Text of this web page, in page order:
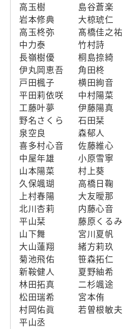
高玉樹
島谷蒼楽
岩本修典
大椋琥仁
高玉柊弥
髙橋佳之祐
中力泰
竹村詩
長嶺樹優
桐島捺綺
伊丸岡恵吾
角田柊
戸田楓子
横田絢音
平田莉依咲
中村陽菜
工藤叶夢
伊藤陽真
野名さくら
石田栞
泉空良
森郁人
喜多村心音
佐藤維心
中屋年雄
小原雪寧
山本陽菜
村上葵
久保颯瑚
高橋日鞠
上村春陽
大友曖那
北川杏莉
内藤心音
平山栞
藤原くるみ
山下舞
宮川夏帆
大山蓮翔
緒方莉玖
菊池飛佑
笹森拓仁
新鞍健人
夏野紬希
林田拓真
二杉颯途
松田瑞希
宮本侑
村岡佑眞
若曽根敏夫
平山丞